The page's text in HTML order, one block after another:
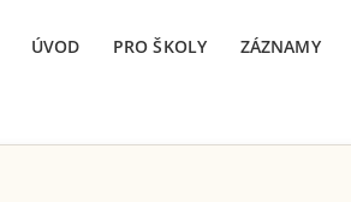
ÚVOD PRO ŠKOLY ZÁZNAMY